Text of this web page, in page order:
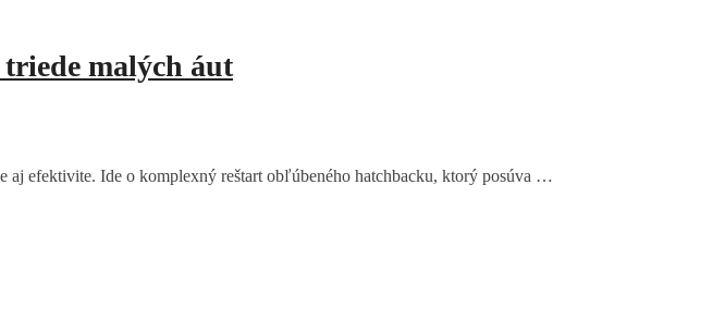
malých áut
aj efektivite. Ide o komplexný reštart obľúbeného hatchbacku, ktorý posúva …